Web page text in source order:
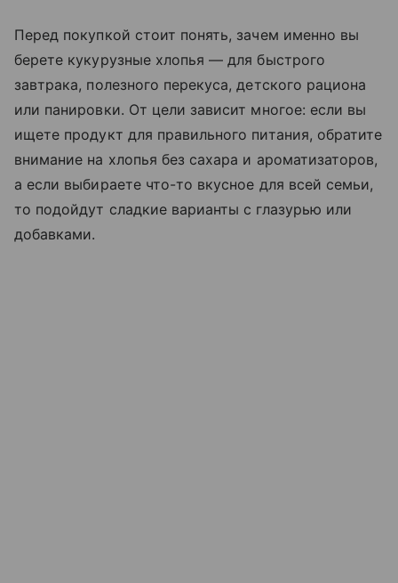
Перед покупкой стоит понять, зачем именно вы
берете кукурузные хлопья — для быстрого
завтрака, полезного перекуса, детского рациона
или панировки. От цели зависит многое: если вы
ищете продукт для правильного питания, обратите
внимание на хлопья без сахара и ароматизаторов,
а если выбираете что-то вкусное для всей семьи,
то подойдут сладкие варианты с глазурью или
добавками.